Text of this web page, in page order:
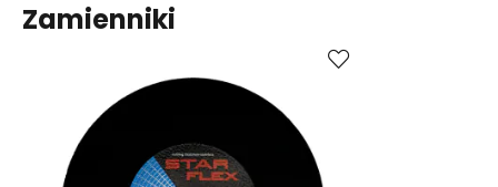
Zamienniki
Kup